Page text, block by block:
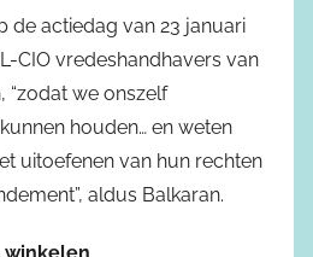
de actiedag van 23 januari
CIO vredeshandhavers van
“zodat we onszelf
houden… en weten
uitoefenen van hun rechten
aldus Balkaran.